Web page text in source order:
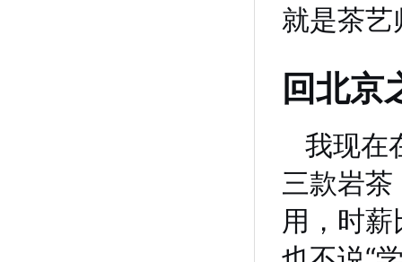
就是茶艺
回北京
我现在
三款岩
用，时